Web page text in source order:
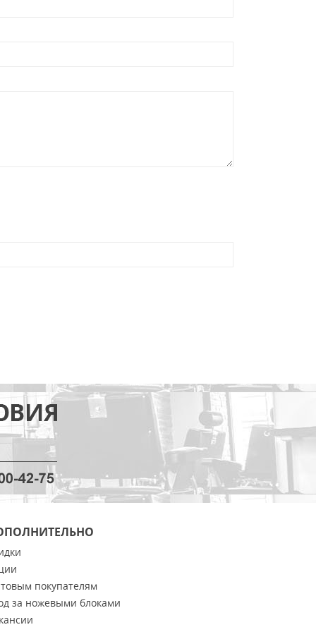
покупателям
за ножевыми блоками